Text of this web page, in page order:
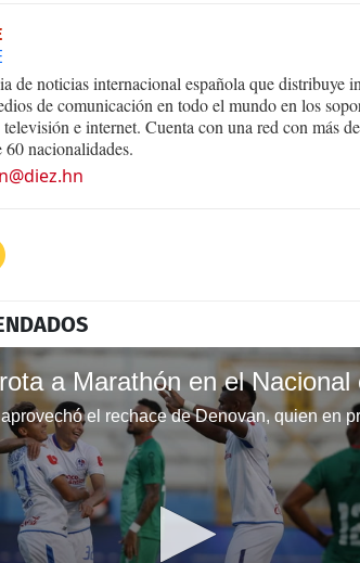
de noticias internacional española que distribuye
de comunicación en todo el mundo en los
e internet. Cuenta con una red con más
60 nacionalidades.